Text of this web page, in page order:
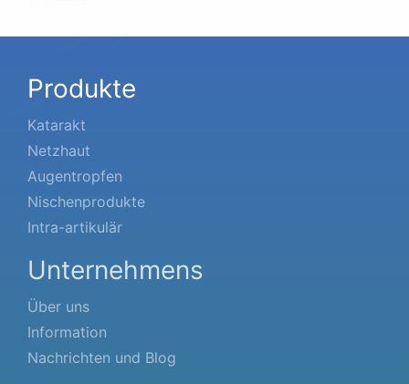
Produkte
Katarakt
Netzhaut
Augentropfen
Nischenprodukte
Intra-artikulär
Unternehmens
Über uns
Information
Nachrichten und Blog